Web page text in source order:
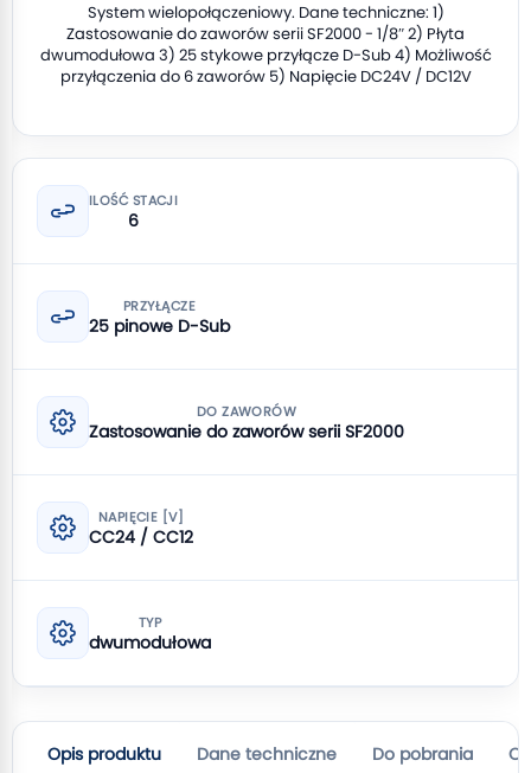
System wielopołączeniowy. Dane techniczne: 1)
Zastosowanie do zaworów serii SF2000 - 1/8″ 2) Płyta
dwumodułowa 3) 25 stykowe przyłącze D-Sub 4) Możliwość
przyłączenia do 6 zaworów 5) Napięcie DC24V / DC12V
ILOŚĆ STACJI
6
PRZYŁĄCZE
25 pinowe D-Sub
DO ZAWORÓW
Zastosowanie do zaworów serii SF2000
NAPIĘCIE [V]
CC24 / CC12
TYP
dwumodułowa
Opis produktu Dane techniczne Do pobrania